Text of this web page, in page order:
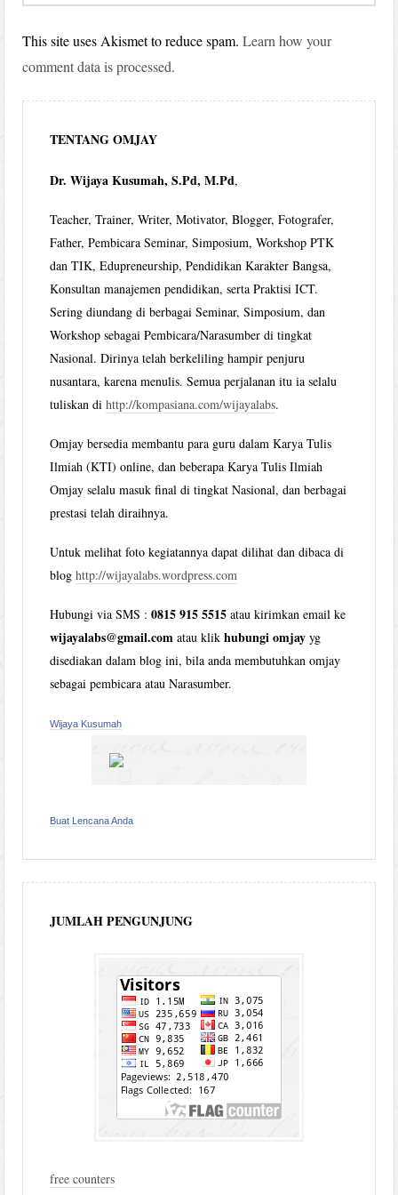
This site uses Akismet to reduce spam.Learn how your
comment data is processed.
TENTANG OMJAY
Dr. Wijaya Kusumah, S.Pd, M.Pd,
Teacher, Trainer, Writer, Motivator, Blogger, Fotografer,
Father, Pembicara Seminar, Simposium, Workshop PTK
dan TIK, Edupreneurship, Pendidikan Karakter Bangsa,
Konsultan manajemen pendidikan, serta Praktisi ICT.
Sering diundang di berbagai Seminar, Simposium, dan
Workshop sebagai Pembicara/Narasumber di tingkat
Nasional. Dirinya telah berkeliling hampir penjuru
nusantara, karena menulis. Semua perjalanan itu ia selalu
tuliskan dihttp://kompasiana.com/wijayalabs.
Omjay bersedia membantu para guru dalam Karya Tulis
Ilmiah (KTI) online, dan beberapa Karya Tulis Ilmiah
Omjay selalu masuk final di tingkat Nasional, dan berbagai
prestasi telah diraihnya.
Untuk melihat foto kegiatannya dapat dilihat dan dibaca di
bloghttp://wijayalabs.wordpress.com
Hubungi via SMS :0815 915 5515 atau kirimkan email ke
wijayalabs@gmail.com atau klikhubungi omjay yg
disediakan dalam blog ini, bila anda membutuhkan omjay
sebagai pembicara atau Narasumber.
Wijaya Kusumah
Buat Lencana Anda
JUMLAH PENGUNJUNG
free counters